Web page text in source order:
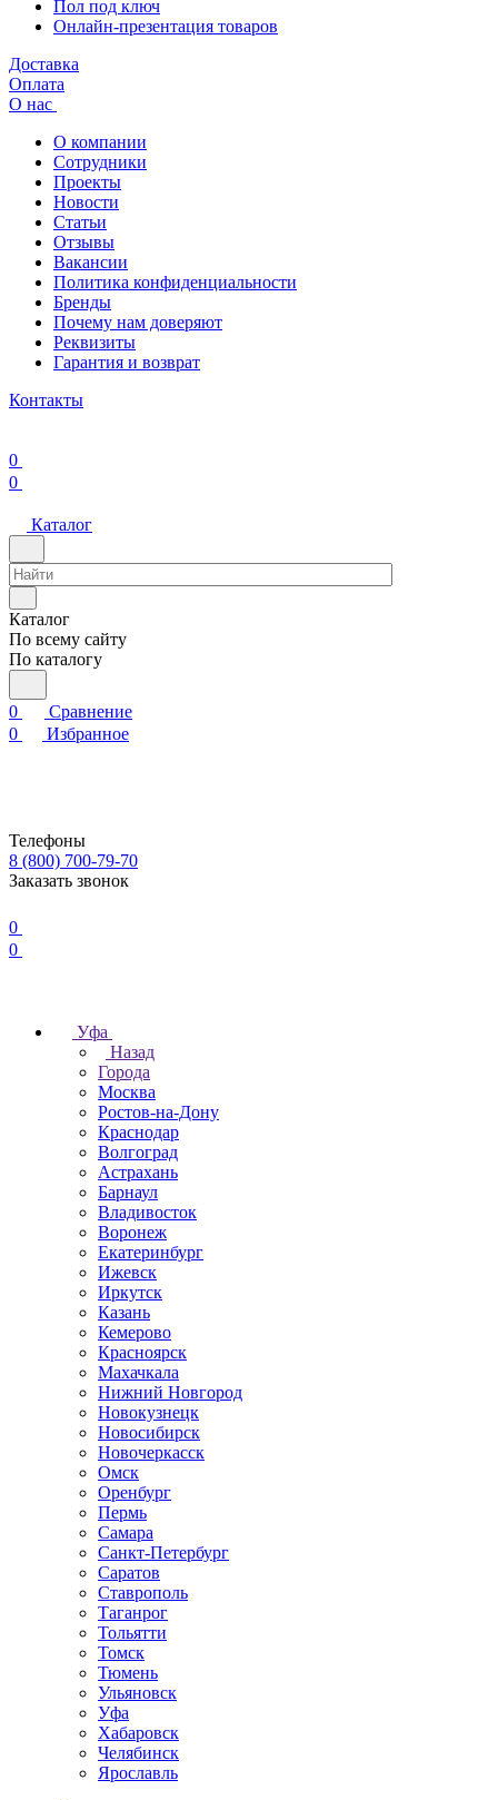
Пол под ключ
Онлайн-презентация товаров
Доставка
Оплата
О нас
О компании
Сотрудники
Проекты
Новости
Статьи
Отзывы
Вакансии
Политика конфиденциальности
Бренды
Почему нам доверяют
Реквизиты
Гарантия и возврат
Контакты
0
0
Каталог
Каталог
По всему сайту
По каталогу
0
Сравнение
0
Избранное
Телефоны
8 (800) 700-79-70
Заказать звонок
0
0
Уфа
Назад
Города
Москва
Ростов-на-Дону
Краснодар
Волгоград
Астрахань
Барнаул
Владивосток
Воронеж
Екатеринбург
Ижевск
Иркутск
Казань
Кемерово
Красноярск
Махачкала
Нижний Новгород
Новокузнецк
Новосибирск
Новочеркаcск
Омск
Оренбург
Пермь
Самара
Санкт-Петербург
Саратов
Ставрополь
Таганрог
Тольятти
Томск
Тюмень
Ульяновск
Уфа
Хабаровск
Челябинск
Ярославль